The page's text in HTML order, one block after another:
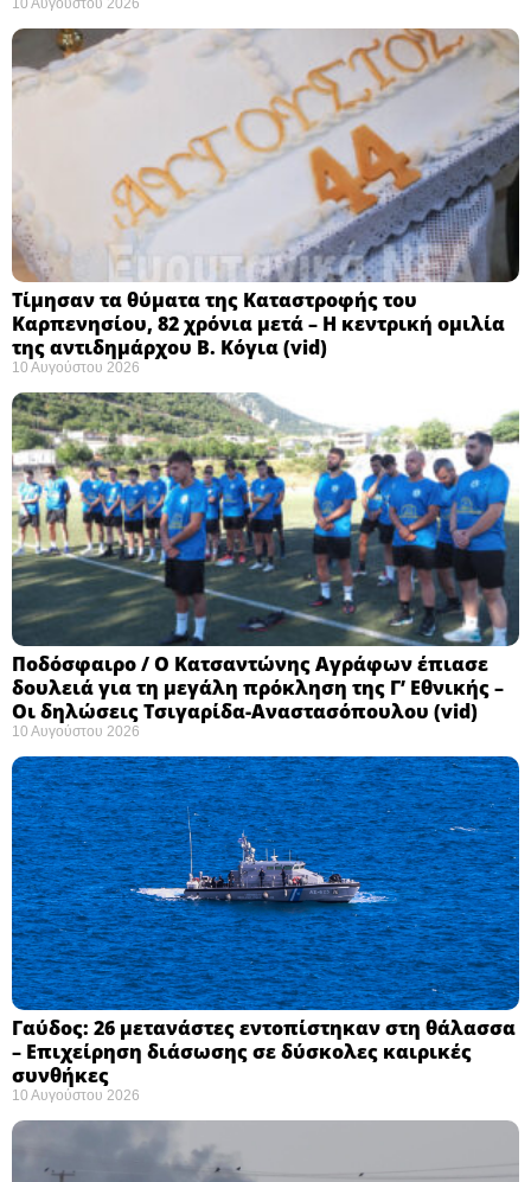
Τίμησαν τα θύματα της Καταστροφής του
Καρπενησίου, 82 χρόνια μετά – Η κεντρική ομιλία
της αντιδημάρχου Β. Κόγια (vid)
10 Αυγούστου 2026
Ποδόσφαιρο / Ο Κατσαντώνης Αγράφων έπιασε
δουλειά για τη μεγάλη πρόκληση της Γ’ Εθνικής –
Οι δηλώσεις Τσιγαρίδα-Αναστασόπουλου (vid)
10 Αυγούστου 2026
Γαύδος: 26 μετανάστες εντοπίστηκαν στη θάλασσα
– Επιχείρηση διάσωσης σε δύσκολες καιρικές
συνθήκες ​
10 Αυγούστου 2026